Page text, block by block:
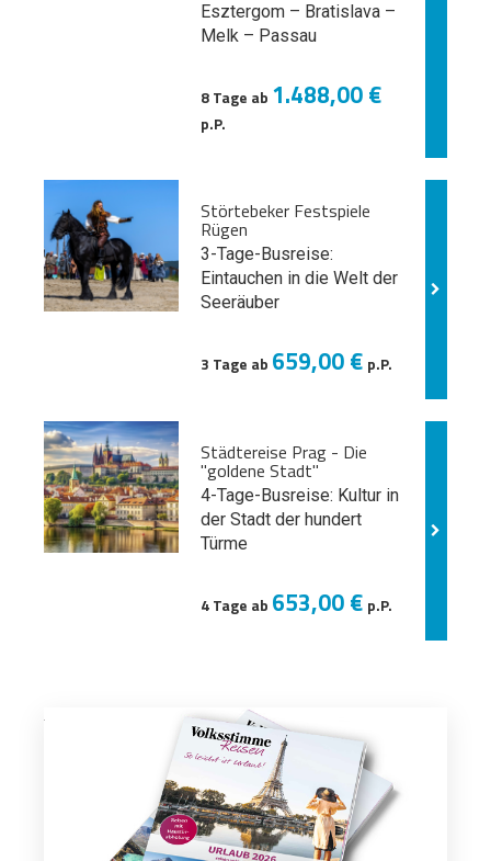
Esztergom – Bratislava –
Melk – Passau
8 Tage ab 1.488,00 €
p.P.
Störtebeker Festspiele
Rügen
3-Tage-Busreise:
Eintauchen in die Welt der
Seeräuber
3 Tage ab 659,00 € p.P.
Städtereise Prag - Die
"goldene Stadt"
4-Tage-Busreise: Kultur in
der Stadt der hundert
Türme
4 Tage ab 653,00 € p.P.